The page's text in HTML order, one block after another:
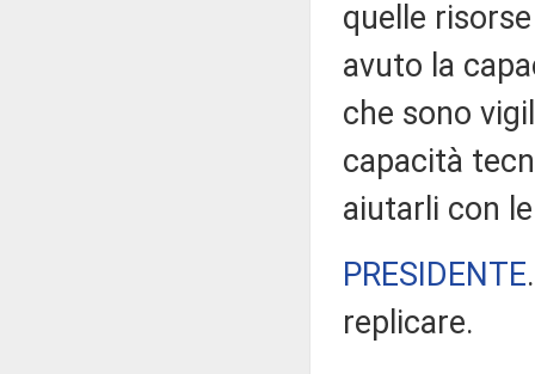
quelle
avuto la
che sono
capacità
aiutarli con
PRESIDENTE
replicare.